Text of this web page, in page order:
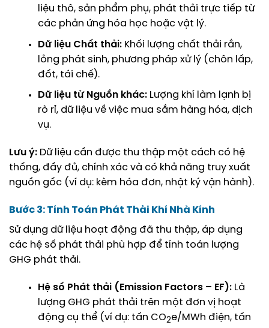
liệu thô, sản phẩm phụ, phát thải trực tiếp từ
các phản ứng hóa học hoặc vật lý.
Dữ liệu Chất thải: Khối lượng chất thải rắn,
lỏng phát sinh, phương pháp xử lý (chôn lấp,
đốt, tái chế).
Dữ liệu từ Nguồn khác: Lượng khí làm lạnh bị
rò rỉ, dữ liệu về việc mua sắm hàng hóa, dịch
vụ.
Lưu ý: Dữ liệu cần được thu thập một cách có hệ
thống, đầy đủ, chính xác và có khả năng truy xuất
nguồn gốc (ví dụ: kèm hóa đơn, nhật ký vận hành).
Bước 3: Tính Toán Phát Thải Khí Nhà Kính
Sử dụng dữ liệu hoạt động đã thu thập, áp dụng
các hệ số phát thải phù hợp để tính toán lượng
GHG phát thải.
Hệ số Phát thải (Emission Factors – EF): Là
lượng GHG phát thải trên một đơn vị hoạt
động cụ thể (ví dụ: tấn CO2e/MWh điện, tấn